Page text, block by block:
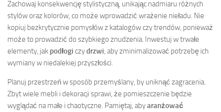
Zachowaj konsekwencję stylistyczną, unikając nadmiaru różnych
stylów oraz kolorów, co może wprowadzić wrażenie nieładu. Nie
kopiuj bezkrytycznie pomysłów z katalogów czy trendów, ponieważ
może to prowadzić do szybkiego znudzenia. Inwestuj w trwałe
elementy, jak podłogi czydrzwi, aby zminimalizować potrzebę ich
wymiany w niedalekiej przyszłości.
Planuj przestrzeń w sposób przemyślany, by uniknąć zagracenia.
Zbyt wiele mebli i dekoracji sprawi, że pomieszczenie będzie
wyglądać na małe i chaotyczne. Pamiętaj, abyaranżować